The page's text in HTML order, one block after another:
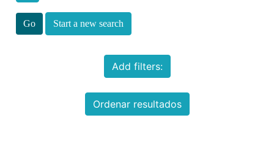
Start a new search
Add filters:
Ordenar resultados